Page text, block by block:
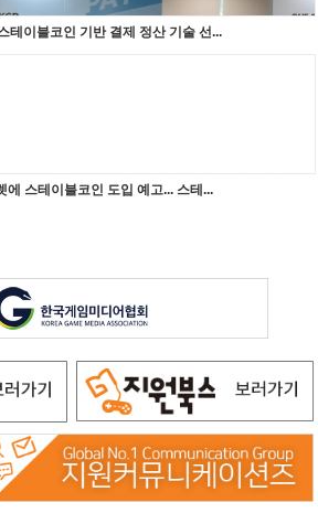
테이블코인 기반 결제 정산 기술 선...
에 스테이블코인 도입 예고... 스테...